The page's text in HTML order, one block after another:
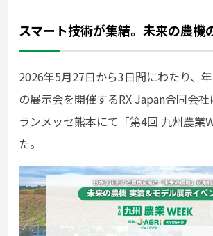
スマート技術が集結。未来の農機
2026年5月27日から3日間にわたり、
の展示会を開催するRX Japan合同会
ランメッセ熊本にて「第4回 九州農業
た。